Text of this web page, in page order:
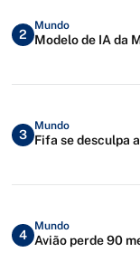
2
Mundo
Modelo de IA da
3
Mundo
Fifa se desculpa
4
Mundo
Avião perde 90